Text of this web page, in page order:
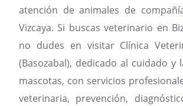
atención de animales de
Vizcaya. Si buscas veterinario en
no dudes en visitar Clínica
(Basozabal), dedicado al cuidado y
mascotas, con servicios
veterinaria, prevención,